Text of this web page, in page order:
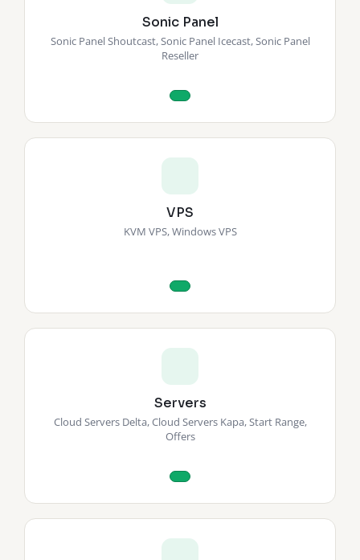
Sonic Panel
Sonic Panel Shoutcast, Sonic Panel Icecast, Sonic Panel
Reseller
VPS
KVM VPS, Windows VPS
Servers
Cloud Servers Delta, Cloud Servers Kapa, Start Range,
Offers